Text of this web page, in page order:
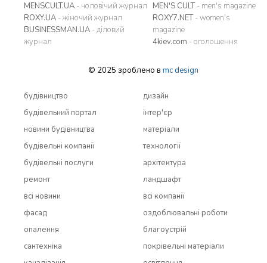
MENSCULT.UA - чоловічий журнал
ROXY.UA - жіночий журнал
BUSINESSMAN.UA - діловий
журнал
MEN'S CULT- men's magazine
ROXY7.NET- women's
magazine
4kiev.com - оголошення
© 2025 зроблено в mc design
будівництво
будівельний портал
новини будівництва
будівельні компанії
будівельні послуги
ремонт
всi новини
дизайн
інтер'єр
матеріали
технології
архітектура
ландшафт
всi компанії
фасад
опалення
сантехніка
оздоблювальні роботи
благоустрій
покрівельні матеріали